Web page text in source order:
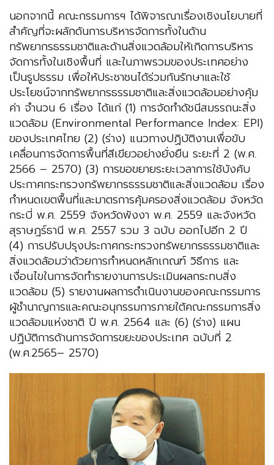
นอกจากนี้ คณะกรรมการฯ ได้พิจารณาเรื่องเชิงนโยบายที่
สำคัญที่จะผลักดันการบริหารจัดการทั้งในด้าน
ทรัพยากรธรรมชาติและด้านสิ่งแวดล้อมให้เกิดการบริหาร
จัดการทั้งในเชิงพื้นที่ และในภาพรวมของประเทศอย่าง
เป็นรูปธรรม เพื่อให้ประชาชนได้ร่วมกันรักษาและใช้
ประโยชน์จากทรัพยากรธรรมชาติและสิ่งแวดล้อมอย่างคุ้ม
ค่า จำนวน 6 เรื่อง ได้แก่ (1) การจัดทำดัชนีสมรรถนะสิ่ง
แวดล้อม (Environmental Performance Index: EPI)
ของประเทศไทย (2) (ร่าง) แนวทางปฏิบัติงานเพื่อขับ
เคลื่อนการจัดการพื้นที่สีเขียวอย่างยั่งยืน ระยะที่ 2 (พ.ศ.
2566 – 2570) (3) การขอขยายระยะเวลาการใช้บังคับ
ประกาศกระทรวงทรัพยากรธรรมชาติและสิ่งแวดล้อม เรื่อง
กำหนดเขตพื้นที่และมาตรการคุ้มครองสิ่งแวดล้อม จังหวัด
กระบี่ พ.ศ. 2559 จังหวัดพังงา พ.ศ. 2559 และจังหวัด
สุราษฎร์ธานี พ.ศ. 2557 รวม 3 ฉบับ ออกไปอีก 2 ปี
(4) การปรับปรุงประกาศกระทรวงทรัพยากรธรรมชาติและ
สิ่งแวดล้อมว่าด้วยการกำหนดหลักเกณฑ์ วิธีการ และ
เงื่อนไขในการจัดทำรายงานการประเมินผลกระทบสิ่ง
แวดล้อม (5) รายงานผลการดำเนินงานของคณะกรรมการ
ผู้ชำนาญการและคณะอนุกรรมการภายใต้คณะกรรมการสิ่ง
แวดล้อมแห่งชาติ ปี พ.ศ. 2564 และ (6) (ร่าง) แผน
ปฏิบัติการด้านการจัดการขยะของประเทศ ฉบับที่ 2
(พ.ศ.2565– 2570)